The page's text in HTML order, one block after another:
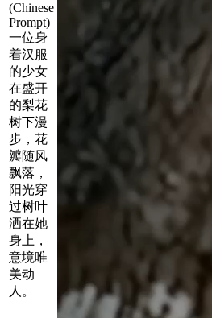
(Chinese
Prompt)
一位身
着汉服
的少女
在盛开
的梨花
树下漫
步，花
瓣随风
飘落，
阳光穿
过树叶
洒在她
身上，
意境唯
美动
人。